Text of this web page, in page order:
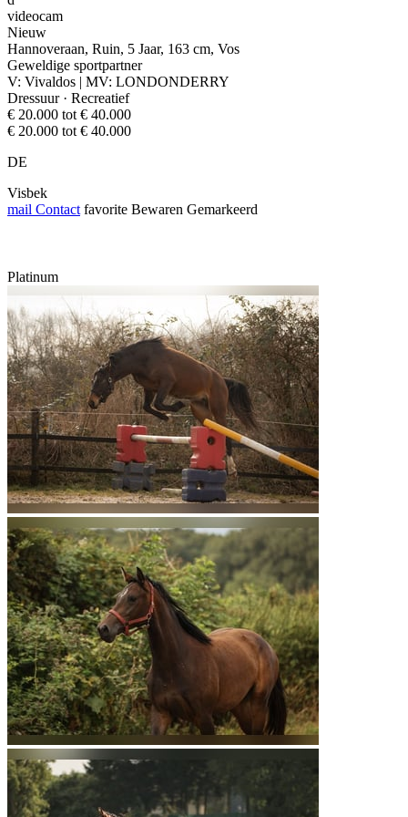
videocam
Nieuw
Hannoveraan, Ruin, 5 Jaar, 163 cm, Vos
Geweldige sportpartner
V: Vivaldos | MV: LONDONDERRY
Dressuur · Recreatief
€ 20.000 tot € 40.000
€ 20.000 tot € 40.000
DE
Visbek
mail Contact favorite Bewaren Gemarkeerd
Platinum